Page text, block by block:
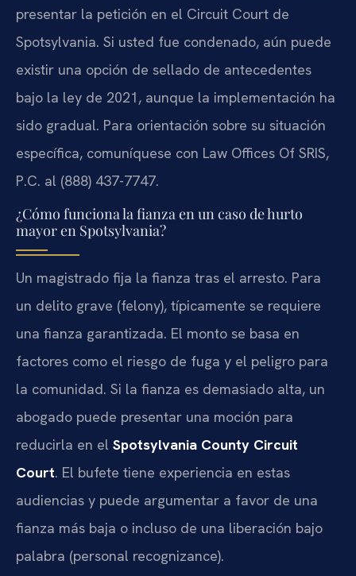
presentar la petición en el Circuit Court de
Spotsylvania. Si usted fue condenado, aún puede
existir una opción de sellado de antecedentes
bajo la ley de 2021, aunque la implementación ha
sido gradual. Para orientación sobre su situación
específica, comuníquese con Law Offices Of SRIS,
P.C. al (888) 437-7747.
¿Cómo funciona la fianza en un caso de hurto
mayor en Spotsylvania?
Un magistrado fija la fianza tras el arresto. Para
un delito grave (felony), típicamente se requiere
una fianza garantizada. El monto se basa en
factores como el riesgo de fuga y el peligro para
la comunidad. Si la fianza es demasiado alta, un
abogado puede presentar una moción para
reducirla en el Spotsylvania County Circuit
Court. El bufete tiene experiencia en estas
audiencias y puede argumentar a favor de una
fianza más baja o incluso de una liberación bajo
palabra (personal recognizance).